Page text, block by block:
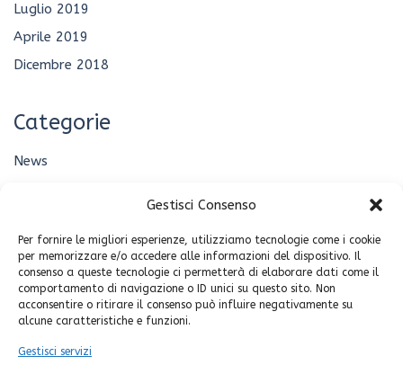
Gestisci Consenso
Per fornire le migliori esperienze, utilizziamo tecnologie come i cookie
per memorizzare e/o accedere alle informazioni del dispositivo. Il
consenso a queste tecnologie ci permetterà di elaborare dati come il
comportamento di navigazione o ID unici su questo sito. Non
acconsentire o ritirare il consenso può influire negativamente su
alcune caratteristiche e funzioni.
Gestisci servizi
Luglio 2019
Aprile 2019
Dicembre 2018
Categorie
News
Meta
Accedi
Feed dei contenuti